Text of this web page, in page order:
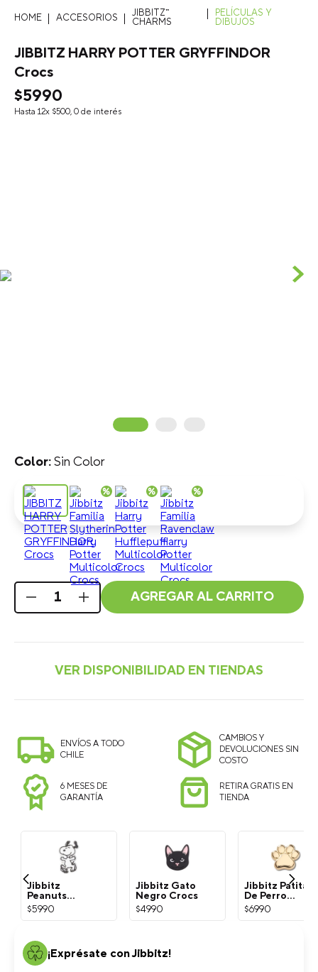
ACCESORIOS
JIBBITZ™
CHARMS
PELÍCULAS Y
DIBUJOS
JIBBITZ HARRY POTTER GRYFFINDOR
Crocs
$5990
Hasta 12x $500, 0 de interés
Sin Color
AGREGAR AL CARRITO
ENVÍOS A TODO
CHILE
CAMBIOS Y
DEVOLUCIONES SIN
COSTO
6 MESES DE
GARANTÍA
RETIRA GRATIS EN
TIENDA
Jibbitz
Peanuts
Snoopy
Blanco Crocs
$5990
Jibbitz Gato
Negro Crocs
$4990
Jibbitz Patita
De Perro
Dorada Crocs
$6990
¡Exprésate con Jibbitz!